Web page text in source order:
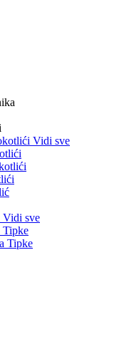
Vidi sve
Vidi sve
Tipke
Tipke